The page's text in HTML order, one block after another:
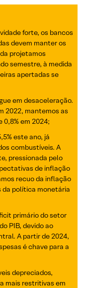
forte, os bancos
devem manter os
projetamos
semestre, à medida
apertadas se
em desaceleração.
2022, mantemos as
0,8% em 2024;
este ano, já
combustíveis. A
pressionada pelo
de inflação
recuo da inflação
da política monetária
primário do setor
PIB, devido ao
A partir de 2024,
é chave para a
depreciados,
mais restritivas em